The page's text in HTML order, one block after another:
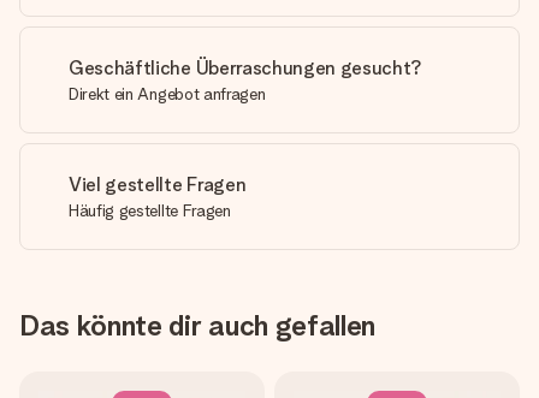
Geschäftliche Überraschungen gesucht?
Direkt ein Angebot anfragen
Viel gestellte Fragen
Häufig gestellte Fragen
Das könnte dir auch gefallen